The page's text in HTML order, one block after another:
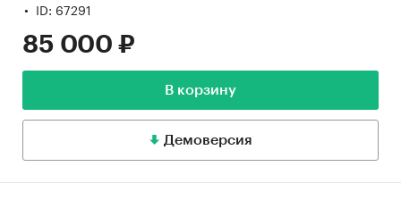
ID: 67291
85 000 ₽
В корзину
Демоверсия